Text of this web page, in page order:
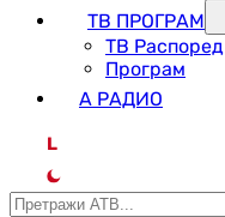
ТВ ПРОГРАМ
ТВ Распоред
Програм
А РАДИО
L